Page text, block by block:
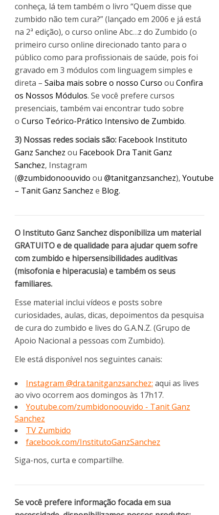
conheça, lá tem também o livro “Quem disse que
zumbido não tem cura?” (lançado em 2006 e já está
na 2ª edição), o curso online Abc…z do Zumbido (o
primeiro curso online direcionado tanto para o
público como para profissionais de saúde, pois foi
gravado em 3 módulos com linguagem simples e
direta – Saiba mais sobre o nosso Curso ou Confira
os Nossos Módulos. Se você prefere cursos
presenciais, também vai encontrar tudo sobre
o Curso Teórico-Prático Intensivo de Zumbido.
3) Nossas redes sociais são: Facebook Instituto
Ganz Sanchez ou Facebook Dra Tanit Ganz
Sanchez, Instagram
(@zumbidonoouvido ou @tanitganzsanchez), Youtube
– Tanit Ganz Sanchez e Blog.
O Instituto Ganz Sanchez disponibiliza um material
GRATUITO e de qualidade para ajudar quem sofre
com zumbido e hipersensibilidades auditivas
(misofonia e hiperacusia) e também os seus
familiares.
Esse material inclui vídeos e posts sobre
curiosidades, aulas, dicas, depoimentos da pesquisa
de cura do zumbido e lives do G.A.N.Z. (Grupo de
Apoio Nacional a pessoas com Zumbido).
Ele está disponível nos seguintes canais:
Instagram @dra.tanitganzsanchez: aqui as lives
ao vivo ocorrem aos domingos às 17h17.
Youtube.com/zumbidonoouvido - Tanit Ganz
Sanchez
TV Zumbido
facebook.com/InstitutoGanzSanchez
Siga-nos, curta e compartilhe.
Se você prefere informação focada em sua